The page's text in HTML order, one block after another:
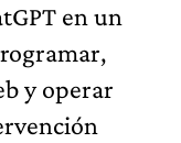
en un
y operar